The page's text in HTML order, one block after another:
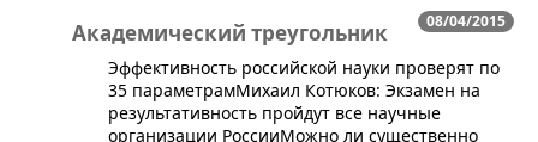
08/04/2015
Академический треугольник
​Эффективность российской науки проверят по
35 параметрамМихаил Котюков: Экзамен на
результативность пройдут все научные
организации РоссииМожно ли существенно